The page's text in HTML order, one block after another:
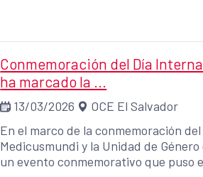
Conmemoración del Día
ha marcado la ...
13/03/2026
OCE El Salvador
En el marco de la conmemoración
Medicusmundi y la Unidad de
un evento conmemorativo que puso